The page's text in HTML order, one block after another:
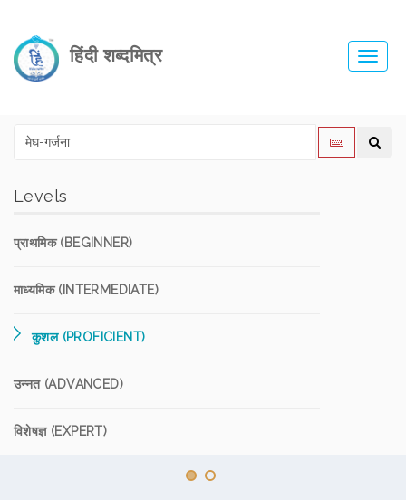
हिंदी शब्दमित्र
Levels
प्राथमिक (BEGINNER)
माध्यमिक (INTERMEDIATE)
कुशल (PROFICIENT)
उन्नत (ADVANCED)
विशेषज्ञ (EXPERT)